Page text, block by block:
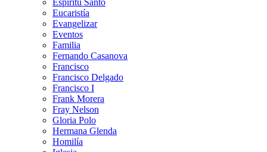
Eucaristía
Evangelizar
Eventos
Familia
Fernando Casanova
Francisco
Francisco Delgado
Francisco I
Frank Morera
Fray Nelson
Gloria Polo
Hermana Glenda
Homilía